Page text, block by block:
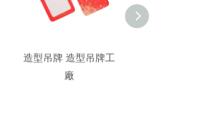
造型吊牌 造型吊牌工
廠